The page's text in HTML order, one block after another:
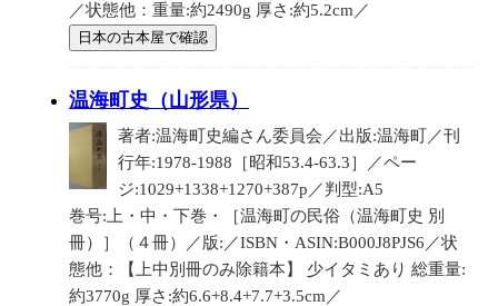
／状態他：重量:約2490g 厚さ:約5.2cm／
日本の古本屋で確認
温海町史（山形県）
著者:温海町史編さん委員会／出版:温海町／刊
行年:1978-1988［昭和53.4-63.3］／ペー
ジ:1029+1338+1270+387p／判型:A5
巻号:上・中・下巻・［温海町の民俗（温海町史 別
冊）］（４冊）／版:／ISBN・ASIN:B000J8PJS6／状
態他：【上中別冊のみ除籍本】 少イタミあり 総重量:
約3770g 厚さ:約6.6+8.4+7.7+3.5cm／